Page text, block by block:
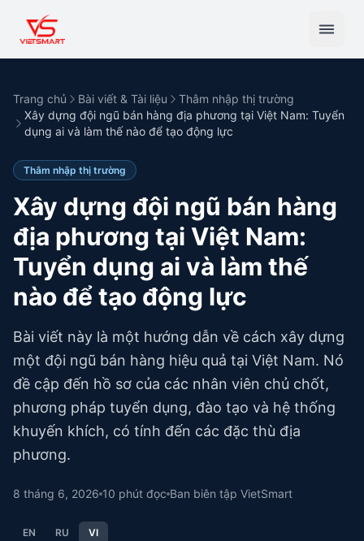
Trang chủ Bài viết & Tài liệu
Thâm nhập thị trường
Xây dựng đội ngũ bán hàng địa phương tại Việt Nam: Tuyển
dụng ai và làm thế nào để tạo động lực
Thâm nhập thị trường
Xây dựng đội ngũ bán hàng
địa phương tại Việt Nam:
Tuyển dụng ai và làm thế
nào để tạo động lực
Bài viết này là một hướng dẫn về cách xây dựng
một đội ngũ bán hàng hiệu quả tại Việt Nam. Nó
đề cập đến hồ sơ của các nhân viên chủ chốt,
phương pháp tuyển dụng, đào tạo và hệ thống
khuyến khích, có tính đến các đặc thù địa
phương.
8 tháng 6, 2026 10 phút đọc Ban biên tập VietSmart
EN RU VI